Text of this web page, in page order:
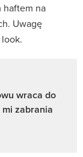
haftem na
Uwagę
wraca do
zabrania